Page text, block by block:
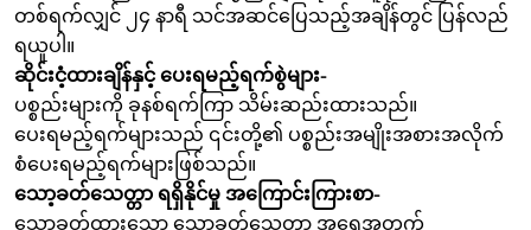
တစ်ရက်လျှင် ၂၄ နာရီ သင်အဆင်ပြေသည့်အချိန်တွင် ပြန်လည်
ရယူပါ။
ဆိုင်းငံ့ထားချိန်နှင့် ပေးရမည့်ရက်စွဲများ-
ပစ္စည်းများကို ခုနစ်ရက်ကြာ သိမ်းဆည်းထားသည်။
ပေးရမည့်ရက်များသည် ၎င်းတို့၏ ပစ္စည်းအမျိုးအစားအလိုက်
စံပေးရမည့်ရက်များဖြစ်သည်။
သော့ခတ်သေတ္တာ ရရှိနိုင်မှု အကြောင်းကြားစာ-
သော့ခတ်ထားသော သော့ခတ်သေတ္တာ အရေအတွက်